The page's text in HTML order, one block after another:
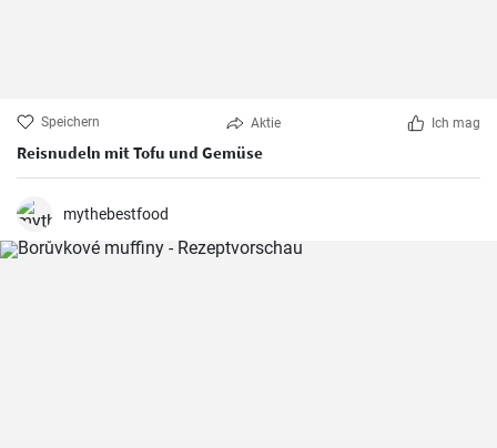
Speichern Aktie Ich mag
Reisnudeln mit Tofu und Gemüse
mythebestfood